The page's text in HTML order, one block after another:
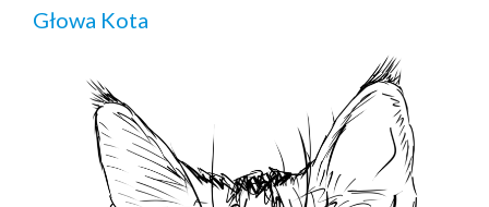
Głowa Kota